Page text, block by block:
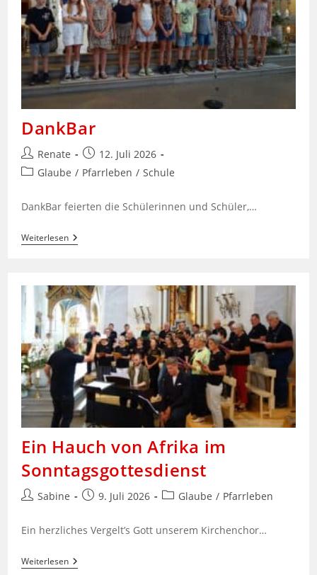
DankBar
Beitrags-
Autor:
Renate
Beitrag
veröffentlicht:
12. Juli 2026
Beitrags-
Glaube / Pfarrleben / Schule
DankBar feierten die Schülerinnen und Schüler,…
WeiterlesenDankBar
Ein Hauch von Afrika im
Sonntagsgottesdienst
Beitrags-
Sabine
Beitrag9. Juli 2026
Beitrags-
Glaube / Pfarrleben
Ein herzliches Vergelt’s Gott unserem Kirchenchor…
WeiterlesenEin